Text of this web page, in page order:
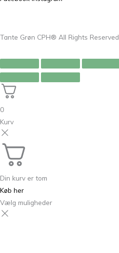
Tante Grøn CPH® All Rights Reserved
0
Kurv
Din kurv er tom
Køb her
Vælg muligheder